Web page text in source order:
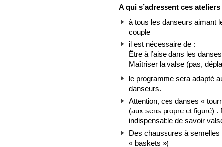
A qui s’adressent ces ateliers
à tous les danseurs aimant
couple
il est nécessaire de :
Être à l’aise dans les
Maîtriser la valse (pas,
le programme sera adapté
danseurs.
Attention, ces danses «
(aux sens propre et figuré) :
indispensable de savoir
Des chaussures à
« baskets »)